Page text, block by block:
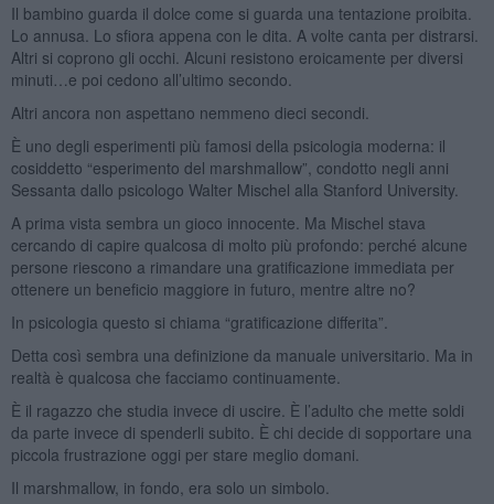
Il bambino guarda il dolce come si guarda una tentazione proibita.
Lo annusa. Lo sfiora appena con le dita. A volte canta per distrarsi.
Altri si coprono gli occhi. Alcuni resistono eroicamente per diversi
minuti…e poi cedono all’ultimo secondo.
Altri ancora non aspettano nemmeno dieci secondi.
È uno degli esperimenti più famosi della psicologia moderna: il
cosiddetto “esperimento del marshmallow”, condotto negli anni
Sessanta dallo psicologo Walter Mischel alla Stanford University.
A prima vista sembra un gioco innocente. Ma Mischel stava
cercando di capire qualcosa di molto più profondo: perché alcune
persone riescono a rimandare una gratificazione immediata per
ottenere un beneficio maggiore in futuro, mentre altre no?
In psicologia questo si chiama “gratificazione differita”.
Detta così sembra una definizione da manuale universitario. Ma in
realtà è qualcosa che facciamo continuamente.
È il ragazzo che studia invece di uscire. È l’adulto che mette soldi
da parte invece di spenderli subito. È chi decide di sopportare una
piccola frustrazione oggi per stare meglio domani.
Il marshmallow, in fondo, era solo un simbolo.